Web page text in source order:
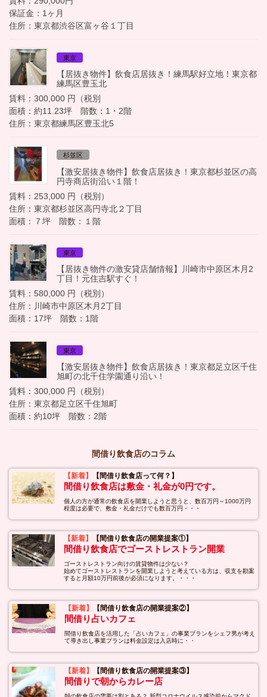
保証金：1ヶ月
住所：東京都渋谷区富ヶ谷１丁目
東京
【居抜き物件】飲食店居抜き！練馬駅好立地！東京都
練馬区豊玉北
賃料：300,000 円（税別
面積：約11.23坪 階数：1・2階
住所：東京都練馬区豊玉北5
杉並区
【激安居抜き物件】飲食店居抜き！東京都杉並区の高
円寺商店街沿い１階！
賃料：253,000 円（税別）
住所：東京都杉並区高円寺北２丁目
面積：７坪 階数：１階
東京
【居抜き物件の激安貸店舗情報】川崎市中原区木月2
丁目！元住吉駅すぐ！
賃料：580,000 円（税別）
住所：川崎市中原区木月2丁目
面積：17坪 階数：1階
東京
【激安居抜き物件】飲食店居抜き！東京都足立区千住
旭町の北千住学園通り沿い！
賃料：300,000 円（税別）
住所：東京都足立区千住旭町
面積：約10坪 階数：2階
間借り飲食店のコラム
【新着】 【間借り飲食店って何？】
間借り飲食店は敷金・礼金が0円です。
個人の方が通常の飲食店を開業しようと思うと、数百万円～1000万円
程度は必要で、敷金・礼金だけでも数百万円・・・
【新着】 【間借り飲食店の開業提案①】
間借り飲食店でゴーストレストラン開業
ゴーストレストラン向けの賃貸物件は少ない？
始めてゴーストレストランを開業しようと考えている方は、収支を勘案
すると月額10万円前後が必須になります。・・・
【新着】 【間借り飲食店の開業提案②】
間借り占いカフェ
間借り飲食店を活用した「占いカフェ」の事業プランをシェフ男が考え
て導き出し事業プランは料金設定は入店時に・・
【新着】 【間借り飲食店の開業提案③】
間借りで朝からカレー店